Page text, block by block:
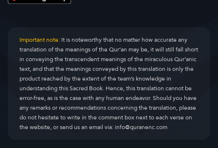
Important note:It is noteworthy that no matter how accurate any
translation of the meanings of the Qur’an may be, it will still fall short
in conveying the transcendent meanings of the miraculous Qur’anic
text, and that the meanings conveyed by this translation is only the
product reached by the extent of the team’s knowledge in
understanding this Sacred Book. Hence, this translation cannot be
error-free, as is the case with any human endeavor. Should you have
any remarks or recommendations concerning the translation, please
do not hesitate to write in the comment box next to each verse on
the website, or send us an email via:info@quranenc.com